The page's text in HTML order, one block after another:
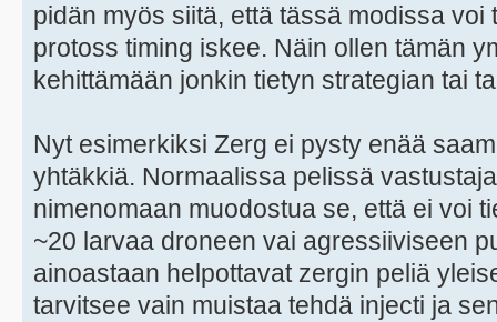
pidän myös siitä, että tässä modissa
protoss timing iskee. Näin ollen tämän
kehittämään jonkin tietyn strategian tai
Nyt esimerkiksi Zerg ei pysty enää
yhtäkkiä. Normaalissa pelissä
nimenomaan muodostua se, että ei voi
~20 larvaa droneen vai agressiiviseen
ainoastaan helpottavat zergin peliä
tarvitsee vain muistaa tehdä injecti ja